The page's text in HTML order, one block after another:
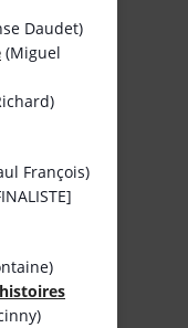
Daudet)
(Miguel
François)